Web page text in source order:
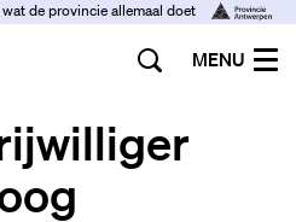
de provincie allemaal doet
MENU